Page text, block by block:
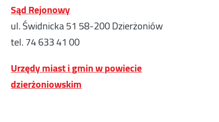
Sąd Rejonowy
ul. Świdnicka 51 58-200 Dzierżoniów
tel. 74 633 41 00
Urzędy miast i gmin w powiecie
dzierżoniowskim